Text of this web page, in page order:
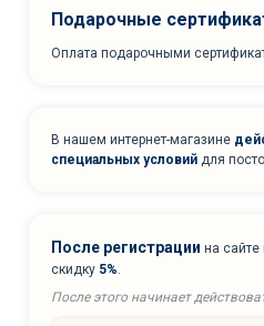
Подарочные
Оплата подарочными
В нашем интернет-магазине
специальных условий для
После регистрации на
скидку 5%.
После этого начинает